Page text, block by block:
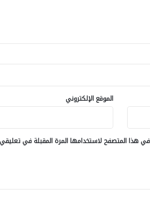
الموقع الإلكتروني
هذا المتصفح لاستخدامها المرة المقبلة في